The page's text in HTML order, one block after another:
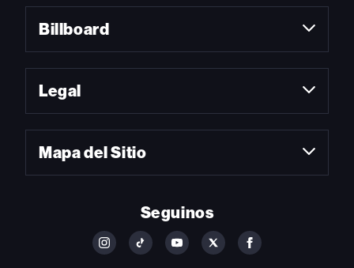
Billboard
Legal
Mapa del Sitio
Seguinos
FOLLOWFOLLOWFOLLOWFOLLOWFOLLOW